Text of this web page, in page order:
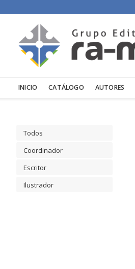
INICIO CATÁLOGO AUTORES
Todos
Coordinador
Escritor
Ilustrador